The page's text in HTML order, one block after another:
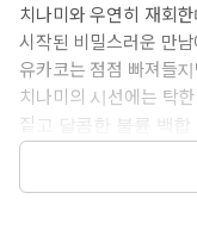
치나미와 우연히 재회
시작된 비밀스러운 만남
유카코는 점점 빠져들
치나미의 시선에는 탁
짙고 달콤한 불륜 백합
고등학생 시절과 그 후일